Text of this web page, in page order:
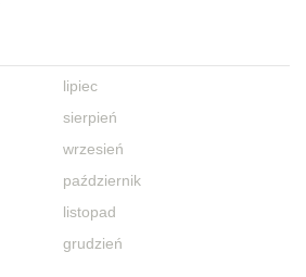
lipiec
sierpień
wrzesień
październik
listopad
grudzień